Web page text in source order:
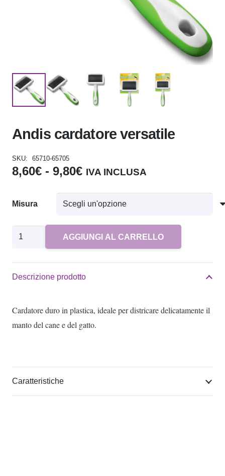
Andis cardatore versatile
SKU: 65710-65705
8,60€ - 9,80€Fascia
prezzo:
8,60€
a
IVA INCLUSA
Misura
Andis
quantità
AGGIUNGI AL CARRELLO
Descrizione prodotto
Cardatore duro in plastica, ideale per districare delicatamente il
manto del cane e del gatto.
Caratteristiche